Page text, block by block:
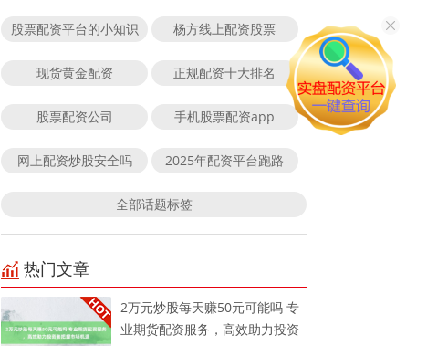
股票配资平台的小知识 杨方线上配资股票
现货黄金配资 正规配资十大排名
股票配资公司 手机股票配资app
网上配资炒股安全吗 2025年配资平台跑路
全部话题标签
热门文章
2万元炒股每天赚50元可能吗 专
业期货配资服务，高效助力投资